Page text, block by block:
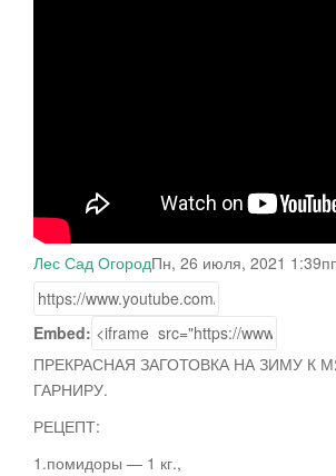
Лес Сад ОгородПн, 26 июля, 2021
Embed:
ПРЕКРАСНАЯ ЗАГОТОВКА НА ЗИМУ К
ГАРНИРУ.
РЕЦЕПТ:
1.помидоры — 1 кг.,